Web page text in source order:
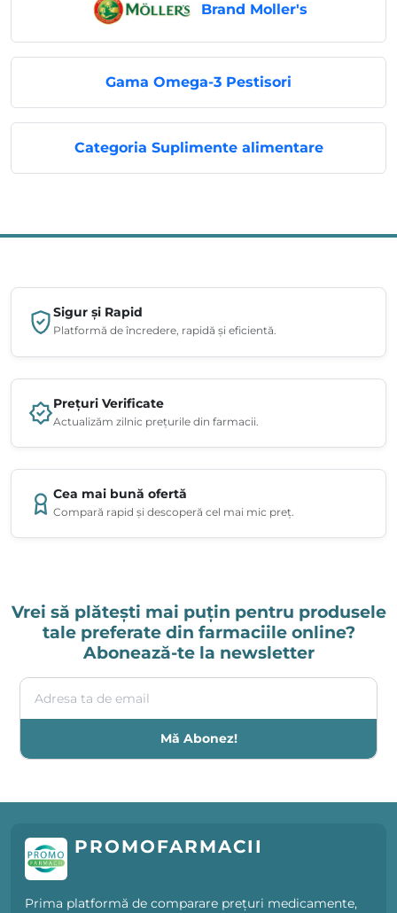
Brand Moller's
Gama Omega-3 Pestisori
Categoria Suplimente alimentare
Sigur și Rapid
Platformă de încredere, rapidă și eficientă.
Prețuri Verificate
Actualizăm zilnic prețurile din farmacii.
Cea mai bună ofertă
Compară rapid și descoperă cel mai mic preț.
Vrei să plătești mai puțin pentru produsele
tale preferate din farmaciile online?
Abonează-te la newsletter
Adresa ta de email
Mă Abonez!
PROMOFARMACII
Prima platformă de comparare prețuri medicamente,